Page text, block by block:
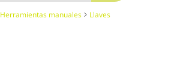
Herramientas manuales Llaves